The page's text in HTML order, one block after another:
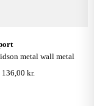
cm.
136,00 kr.